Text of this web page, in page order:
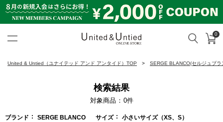
検索 カ
0
United & Untied（ユナイテッド アンド アンタイド）TOP SERGE BLANCO(セルジュブ
検索結果
対象商品 0件
ブランド SERGE BLANCO サイズ 小さいサイズ（XS、S）